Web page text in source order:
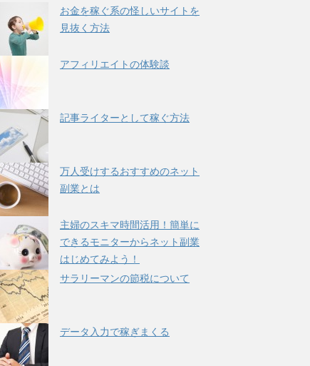
お金を稼ぐ系の怪しいサイトを
見抜く方法
アフィリエイトの体験談
記事ライターとして稼ぐ方法
万人受けするおすすめのネット
副業とは
主婦のスキマ時間活用！簡単に
できるモニターからネット副業
はじめてみよう！
サラリーマンの節税について
データ入力で稼ぎまくる